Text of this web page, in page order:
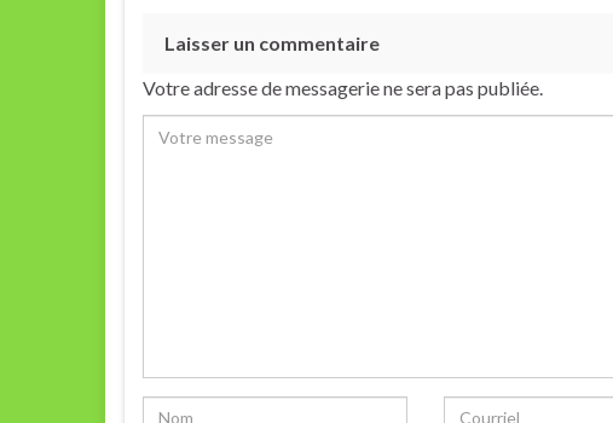
Laisser un commentaire
Votre adresse de messagerie ne sera pas publiée.